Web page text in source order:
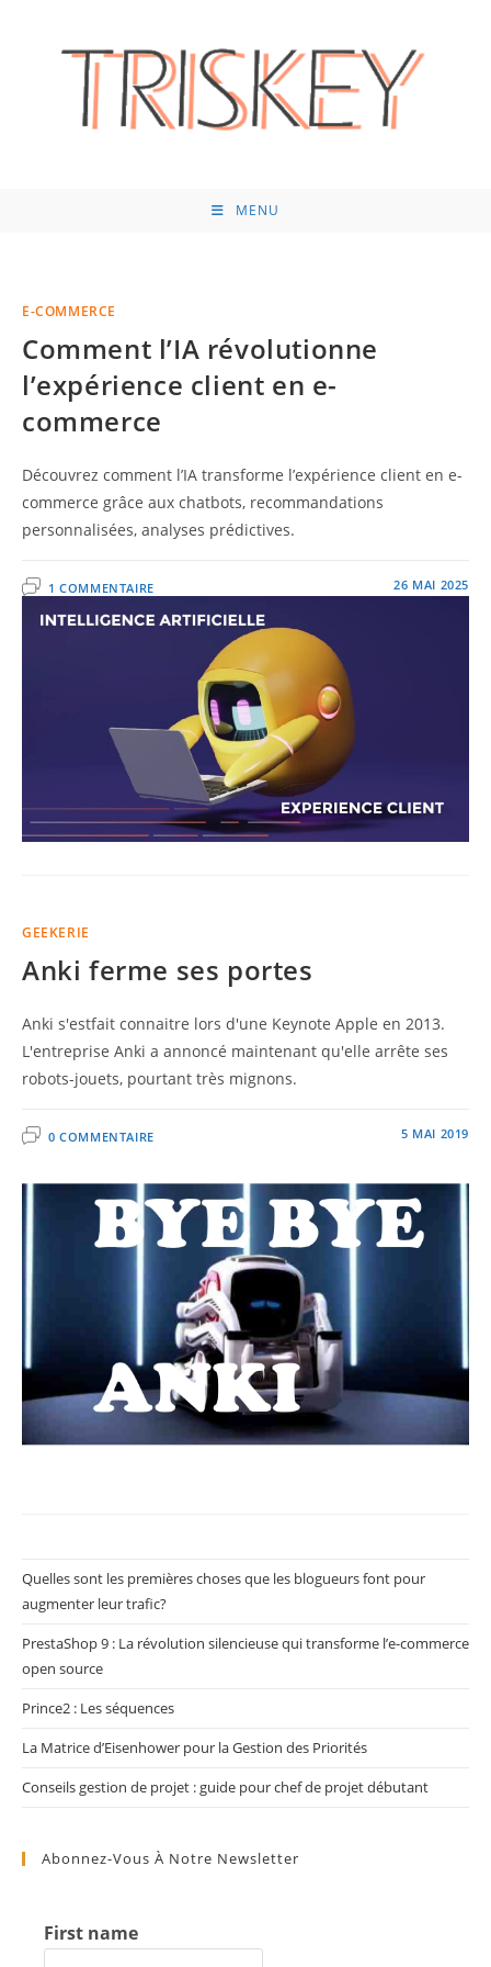
MENU
E-COMMERCE
Comment l’IA révolutionne
l’expérience client en e-
commerce
Découvrez comment l’IA transforme l’expérience client en e-
commerce grâce aux chatbots, recommandations
personnalisées, analyses prédictives.
1 COMMENTAIRE 26 MAI 2025
GEEKERIE
Anki ferme ses portes
Anki s'estfait connaitre lors d'une Keynote Apple en 2013.
L'entreprise Anki a annoncé maintenant qu'elle arrête ses
robots-jouets, pourtant très mignons.
0 COMMENTAIRE 5 MAI 2019
Quelles sont les premières choses que les blogueurs font pour
augmenter leur trafic?
PrestaShop 9 : La révolution silencieuse qui transforme l’e-commerce
open source
Prince2 : Les séquences
La Matrice d’Eisenhower pour la Gestion des Priorités
Conseils gestion de projet : guide pour chef de projet débutant
Abonnez-Vous À Notre Newsletter
First name